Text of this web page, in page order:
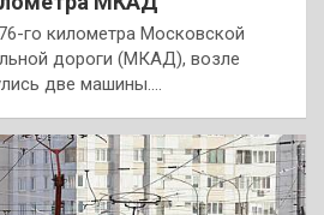
го километра Московской
дороги (МКАД), возле
две машины.…